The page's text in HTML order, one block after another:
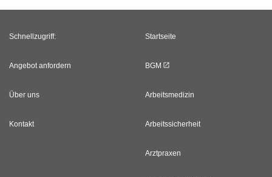
Schnellzugriff:
Angebot anfordern
Über uns
Kontakt
Startseite
BGM
Arbeitsmedizin
Arbeitssicherheit
Arztpraxen